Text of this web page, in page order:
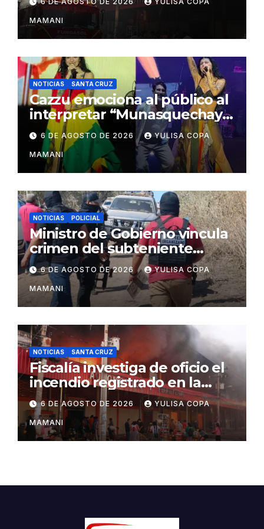
Barrio Lindo
MAMANI
NOTICIAS SANTA CRUZ
Cazzu emociona al público al
interpretar “Munasquechay”
en su concierto en Santa
Cruz
6 DE AGOSTO DE 2026 YULISA COPA
MAMANI
NOTICIAS POLICIAL
Ministro de Gobierno vincula
crimen del subteniente
Salazar con la red de
Sebastián Marset
6 DE AGOSTO DE 2026 YULISA COPA
MAMANI
NOTICIAS SANTA CRUZ
Fiscalía investiga de oficio el
incendio registrado en la
feria Barrio Lindo
6 DE AGOSTO DE 2026 YULISA COPA
MAMANI